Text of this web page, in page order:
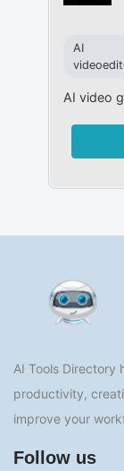
AI
AI video
AI Tools Directory
productivity,
improve your
Follow us